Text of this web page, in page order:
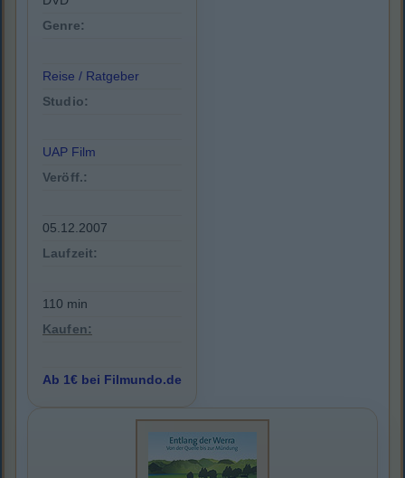
Genre:
Reise / Ratgeber
Studio:
UAP Film
Veröff.:
05.12.2007
Laufzeit:
110 min
Kaufen:
Ab 1€ bei Filmundo.de